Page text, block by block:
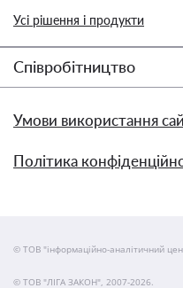
Усі рішення і продукти
Співробітництво
Умови використання
Політика
© ТОВ "інформаційно-аналітичний
© ТОВ "ЛІГА ЗАКОН", 2007-2026.